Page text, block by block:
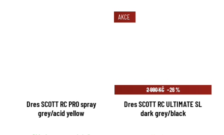
Dres SCOTT RC PRO spray
grey/acid yellow
AKCE
2 990 KČ –26 %
Dres SCOTT RC ULTIMATE SL
dark grey/black